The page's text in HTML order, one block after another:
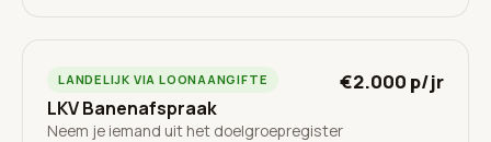
LANDELIJK VIA LOONAANGIFTE €2.000 p/jr
LKV Banenafspraak
Neem je iemand uit het doelgroepregister